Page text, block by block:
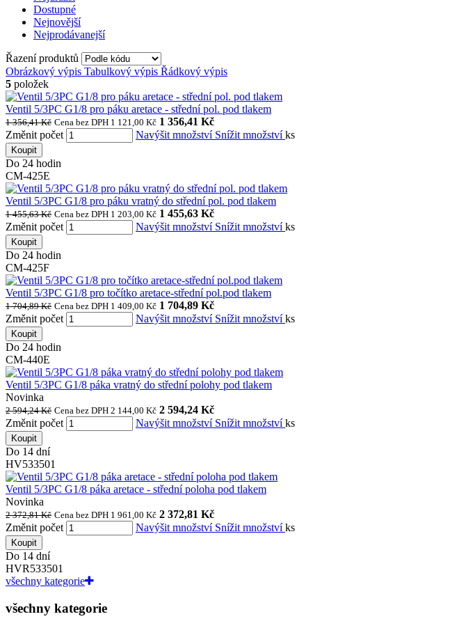
Dostupné
Nejnovější
Nejprodávanejší
Řazení produktů
Obrázkový výpis Tabulkový výpis Řádkový výpis
5 položek
Ventil 5/3PC G1/8 pro páku aretace - střední pol. pod tlakem
1 356,41 Kč Cena bez DPH 1 121,00 Kč 1 356,41 Kč
Změnit počet
Navýšit množství Snížit množstvíks
Koupit
Do 24 hodin
CM-425E
Ventil 5/3PC G1/8 pro páku vratný do střední pol. pod tlakem
1 455,63 Kč Cena bez DPH 1 203,00 Kč 1 455,63 Kč
Změnit počet
Navýšit množství Snížit množstvíks
Koupit
Do 24 hodin
CM-425F
Ventil 5/3PC G1/8 pro točítko aretace-střední pol.pod tlakem
1 704,89 Kč Cena bez DPH 1 409,00 Kč 1 704,89 Kč
Změnit počet
Navýšit množství Snížit množstvíks
Koupit
Do 24 hodin
CM-440E
Ventil 5/3PC G1/8 páka vratný do střední polohy pod tlakem
Novinka
2 594,24 Kč Cena bez DPH 2 144,00 Kč 2 594,24 Kč
Změnit počet
Navýšit množství Snížit množstvíks
Koupit
Do 14 dní
HV533501
Ventil 5/3PC G1/8 páka aretace - střední poloha pod tlakem
Novinka
2 372,81 Kč Cena bez DPH 1 961,00 Kč 2 372,81 Kč
Změnit počet
Navýšit množství Snížit množstvíks
Koupit
Do 14 dní
HVR533501
všechny kategorie
všechny kategorie